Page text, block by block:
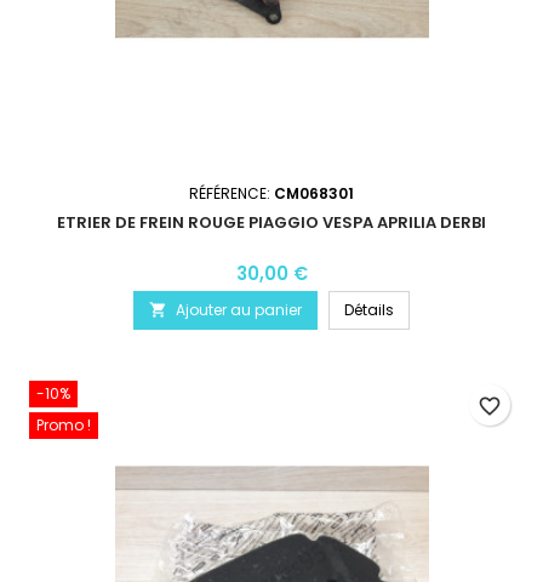
RÉFÉRENCE: CM068301
ETRIER DE FREIN ROUGE PIAGGIO VESPA APRILIA DERBI
30,00 €
 Ajouter au panier Détails
-10%
Promo !
favorite_border